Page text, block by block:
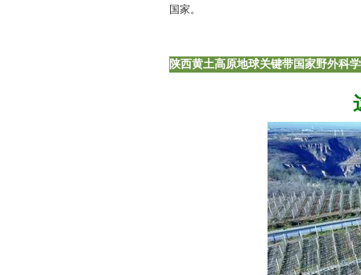
国家。
陕西黄土高原地球关键带国家野外科